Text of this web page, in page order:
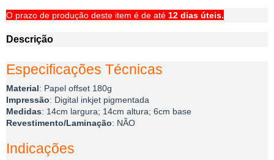
O prazo de produção deste item é de até 12 dias úteis.
Descrição
Especificações Técnicas
Material: Papel offset 180g
Impressão: Digital inkjet pigmentada
Medidas: 14cm largura; 14cm altura; 6cm base
Revestimento/Laminação: NÃO
Indicações